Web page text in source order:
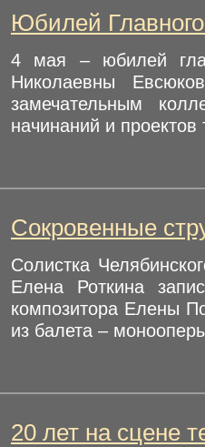
Юбилей
4 мая – юбилей
Николаевны
замечательным
начинаний и
Сокровенные
Солистка
Елена Роткина
композитора Елены
из балета –
20 лет на сцене